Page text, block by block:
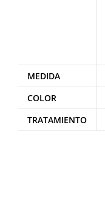
MEDIDA
COLOR
TRATAMIENTO